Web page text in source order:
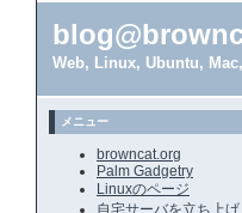
Web, Linux, Ubuntu,
メニュー
browncat.org
Palm Gadgetry
Linuxのページ
自宅サーバを立ち上げ